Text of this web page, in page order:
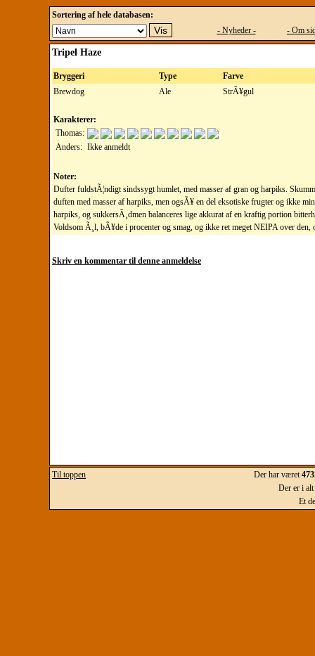
Sortering af hele databasen:
- Nyheder -
- Om
Tripel Haze
Bryggeri Type
Farve
Brewdog
Ale StrÃ¥gul
Karakterer:
Thomas:
Anders: Ikke anmeldt
Noter:
Dufter fuldstÃ¦ndigt sindssygt humlet, med masser af gran og harpiks.
duften med masser af harpiks, men ogsÃ¥ en del eksotiske frugter og ikke
harpiks, og sukkersÃ¸dmen balanceres lige akkurat af en kraftig portion
Voldsom Ã¸l, bÃ¥de i procenter og smag, og ikke ret meget NEIPA over
Skriv en kommentar til denne anmeldelse
Til toppen Der har været
Der er i alt
Et